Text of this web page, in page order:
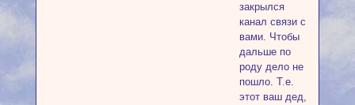
закрылся
канал связи с
вами. Чтобы
дальше по
роду дело не
пошло. Т.е.
этот ваш дед,